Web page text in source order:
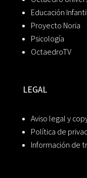
Educación
Proyecto Noria
Psicología
OctaedroTV
LEGAL
Aviso legal y
Política de
Información de